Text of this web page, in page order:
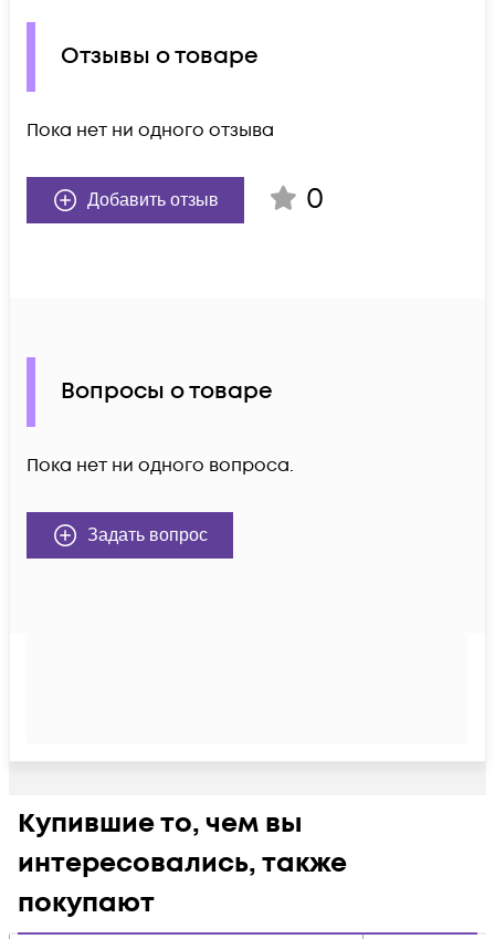
Отзывы о товаре
Пока нет ни одного отзыва
Добавить отзыв 0
Вопросы о товаре
Пока нет ни одного вопроса.
Задать вопрос
Купившие то, чем вы
интересовались, также
покупают